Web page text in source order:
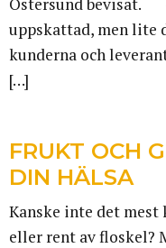
uppskattad, men lite
kunderna och
[…]
FRUKT OCH
DIN HÄLSA
Kanske inte det
eller rent av floskel?